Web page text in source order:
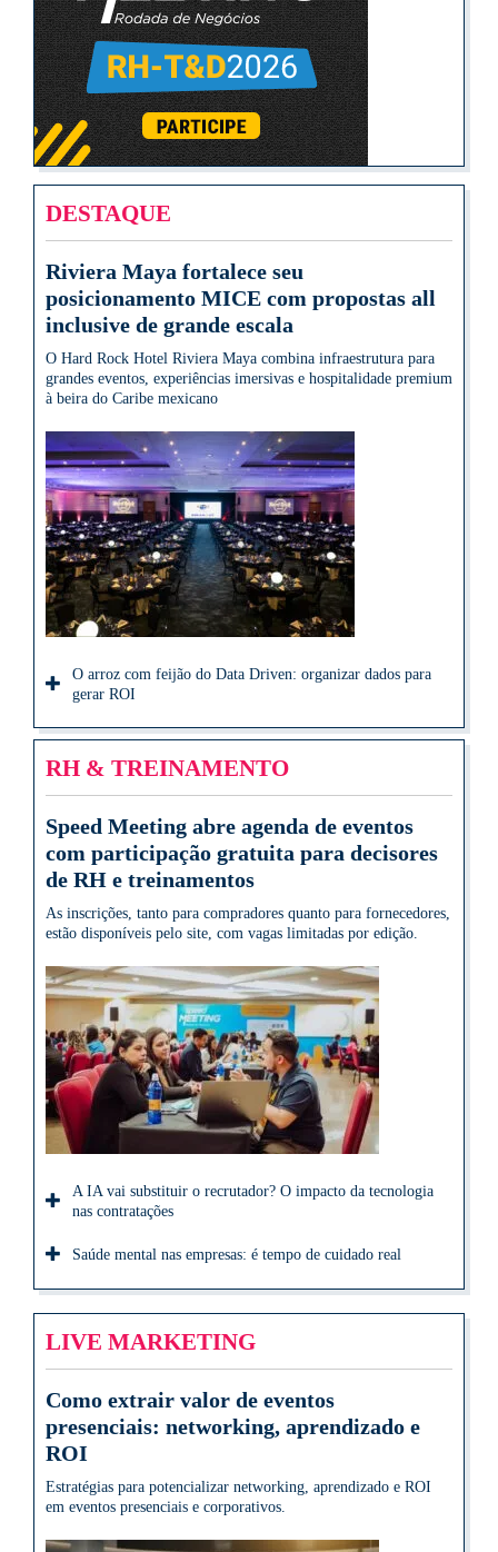
DESTAQUE
Riviera Maya fortalece seu
posicionamento MICE com propostas all
inclusive de grande escala
O Hard Rock Hotel Riviera Maya combina infraestrutura para
grandes eventos, experiências imersivas e hospitalidade premium
à beira do Caribe mexicano
O arroz com feijão do Data Driven: organizar dados para
gerar ROI
RH & TREINAMENTO
Speed Meeting abre agenda de eventos
com participação gratuita para decisores
de RH e treinamentos
As inscrições, tanto para compradores quanto para fornecedores,
estão disponíveis pelo site, com vagas limitadas por edição.
A IA vai substituir o recrutador? O impacto da tecnologia
nas contratações
Saúde mental nas empresas: é tempo de cuidado real
LIVE MARKETING
Como extrair valor de eventos
presenciais: networking, aprendizado e
ROI
Estratégias para potencializar networking, aprendizado e ROI
em eventos presenciais e corporativos.